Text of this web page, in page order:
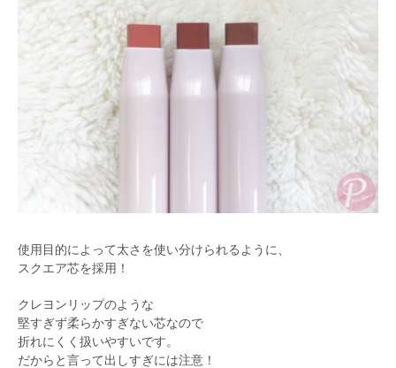
使用目的によって太さを使い分けられるように、
スクエア芯を採用！
クレヨンリップのような
堅すぎず柔らかすぎない芯なので
折れにくく扱いやすいです。
だからと言って出しすぎには注意！